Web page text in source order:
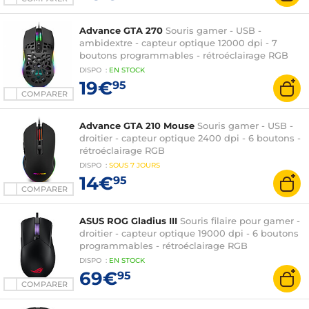
COMPARER
Advance GTA 270 Souris gamer - USB -
ambidextre - capteur optique 12000 dpi - 7
boutons programmables - rétroéclairage RGB
DISPO : EN STOCK
19€95
COMPARER
Advance GTA 210 Mouse Souris gamer - USB -
droitier - capteur optique 2400 dpi - 6 boutons -
rétroéclairage RGB
DISPO : SOUS 7 JOURS
14€95
COMPARER
ASUS ROG Gladius III Souris filaire pour gamer -
droitier - capteur optique 19000 dpi - 6 boutons
programmables - rétroéclairage RGB
DISPO : EN STOCK
69€95